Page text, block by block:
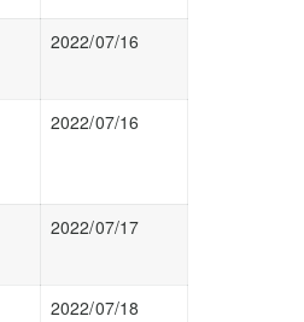
2022/07/16
2022/07/16
2022/07/17
2022/07/18